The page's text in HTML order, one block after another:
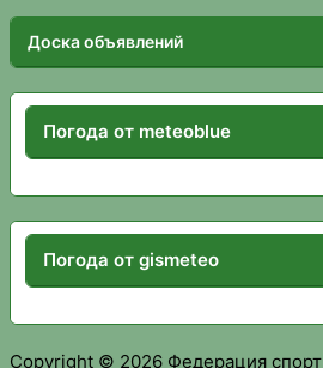
Доска объявлений
Погода от meteoblue
Погода от gismeteo
Copyright © 2026 Федерация